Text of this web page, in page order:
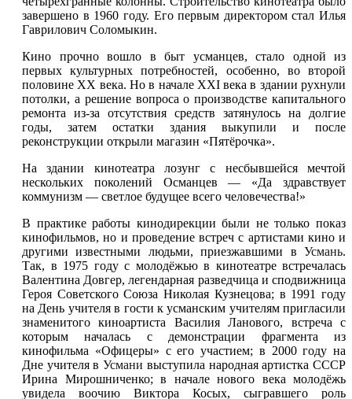
завершено в 1960 году. Его первым директором стал Илья
Гаврилович Соломыкин.
Кино прочно вошло в быт усманцев, стало одной из
первых культурных потребностей, особенно, во второй
половине XX века. Но в начале XXI века в здании рухнули
потолки, а решение вопроса о производстве капитального
ремонта из-за отсутствия средств затянулось на долгие
годы, затем остатки здания выкупили и после
реконструкции открыли магазин «Пятёрочка».
На здании кинотеатра лозунг с несбывшейся мечтой
нескольких поколений Османцев — «Да здравствует
коммунизм — светлое будущее всего человечества!»
В практике работы кинодирекции были не только показ
кинофильмов, но и проведение встреч с артистами кино и
другими известными людьми, приезжавшими в Усмань.
Так, в 1975 году с молодёжью в кинотеатре встречалась
Валентина Довгер, легендарная разведчица и сподвижница
Героя Советского Союза Николая Кузнецова; в 1991 году
на День учителя в гости к усманским учителям пригласили
знаменитого киноартиста Василия Ланового, встреча с
которым началась с демонстрации фрагмента из
кинофильма «Офицеры» с его участием; в 2000 году на
Дне учителя вУсмани выступила народная артистка СССР
Ирина Мирошниченко; в начале нового века молодёжь
увидела воочию Виктора Косых, сыгравшего роль